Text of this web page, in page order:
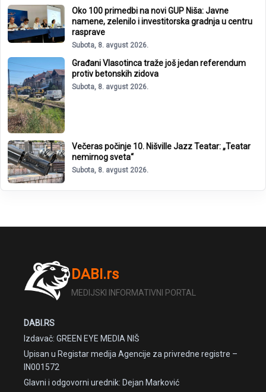
Oko 100 primedbi na novi GUP Niša: Javne
namene, zelenilo i investitorska gradnja u centru
rasprave
Subota, 8. avgust 2026.
Građani Vlasotinca traže još jedan referendum
protiv betonskih zidova
Subota, 8. avgust 2026.
Večeras počinje 10. Nišville Jazz Teatar: „Teatar
nemirnog sveta“
Subota, 8. avgust 2026.
DABI.rs
MEDIJSKI INFORMATIVNI PORTAL
DABI.RS
Izdavač: GREEN EYE MEDIA NIŠ
Upisan u Registar medija Agencije za privredne registre –
IN001572
Glavni i odgovorni urednik: Dejan Marković